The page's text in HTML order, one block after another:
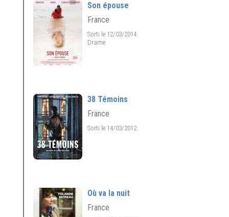
Son épouse
France
Sorti le 12/03/2014
Drame
38 Témoins
France
Sorti le 14/03/2012
Où va la nuit
France